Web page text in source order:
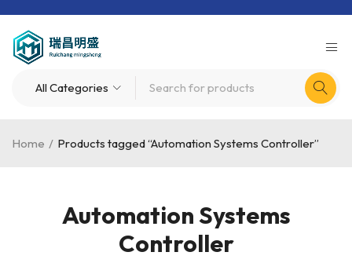
Automation Systems
Controller
Home / Products tagged “Automation Systems Controller”